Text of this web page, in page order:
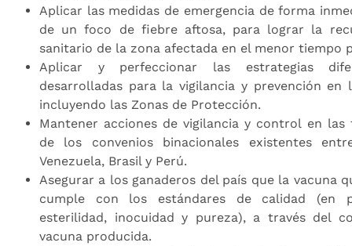
Aplicar las medidas de emergencia de forma
de un foco de fiebre aftosa, para lograr la
sanitario de la zona afectada en el menor tiempo
Aplicar y perfeccionar las estrategias
desarrolladas para la vigilancia y prevención en
incluyendo las Zonas de Protección.
Mantener acciones de vigilancia y control en
de los convenios binacionales existentes
Venezuela, Brasil y Perú.
Asegurar a los ganaderos del país que la vacuna
cumple con los estándares de calidad (en
esterilidad, inocuidad y pureza), a través del
vacuna producida.